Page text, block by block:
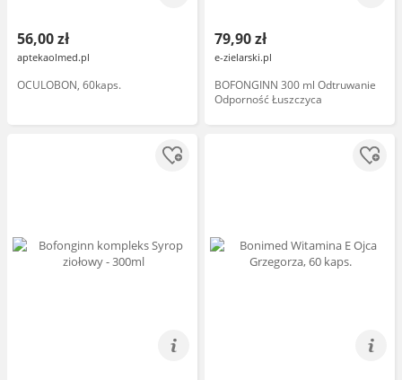
56,00 zł
aptekaolmed.pl
OCULOBON, 60kaps.
79,90 zł
e-zielarski.pl
BOFONGINN 300 ml Odtruwanie
Odporność Łuszczyca